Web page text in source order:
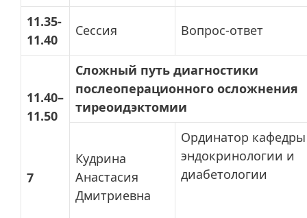
11.35-
11.40
Сессия Вопрос-ответ
11.40–
11.50
7
Сложный путь диагностики
послеоперационного осложнения
тиреоидэктомии
Кудрина
Анастасия
Дмитриевна
Ординатор кафедры
эндокринологии и
диабетологии